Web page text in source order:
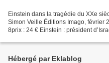
Einstein dans la tragédie du XXe
Simon Veille Éditions Imago, février
8prix : 24 € Einstein : président
Hébergé par Eklablog